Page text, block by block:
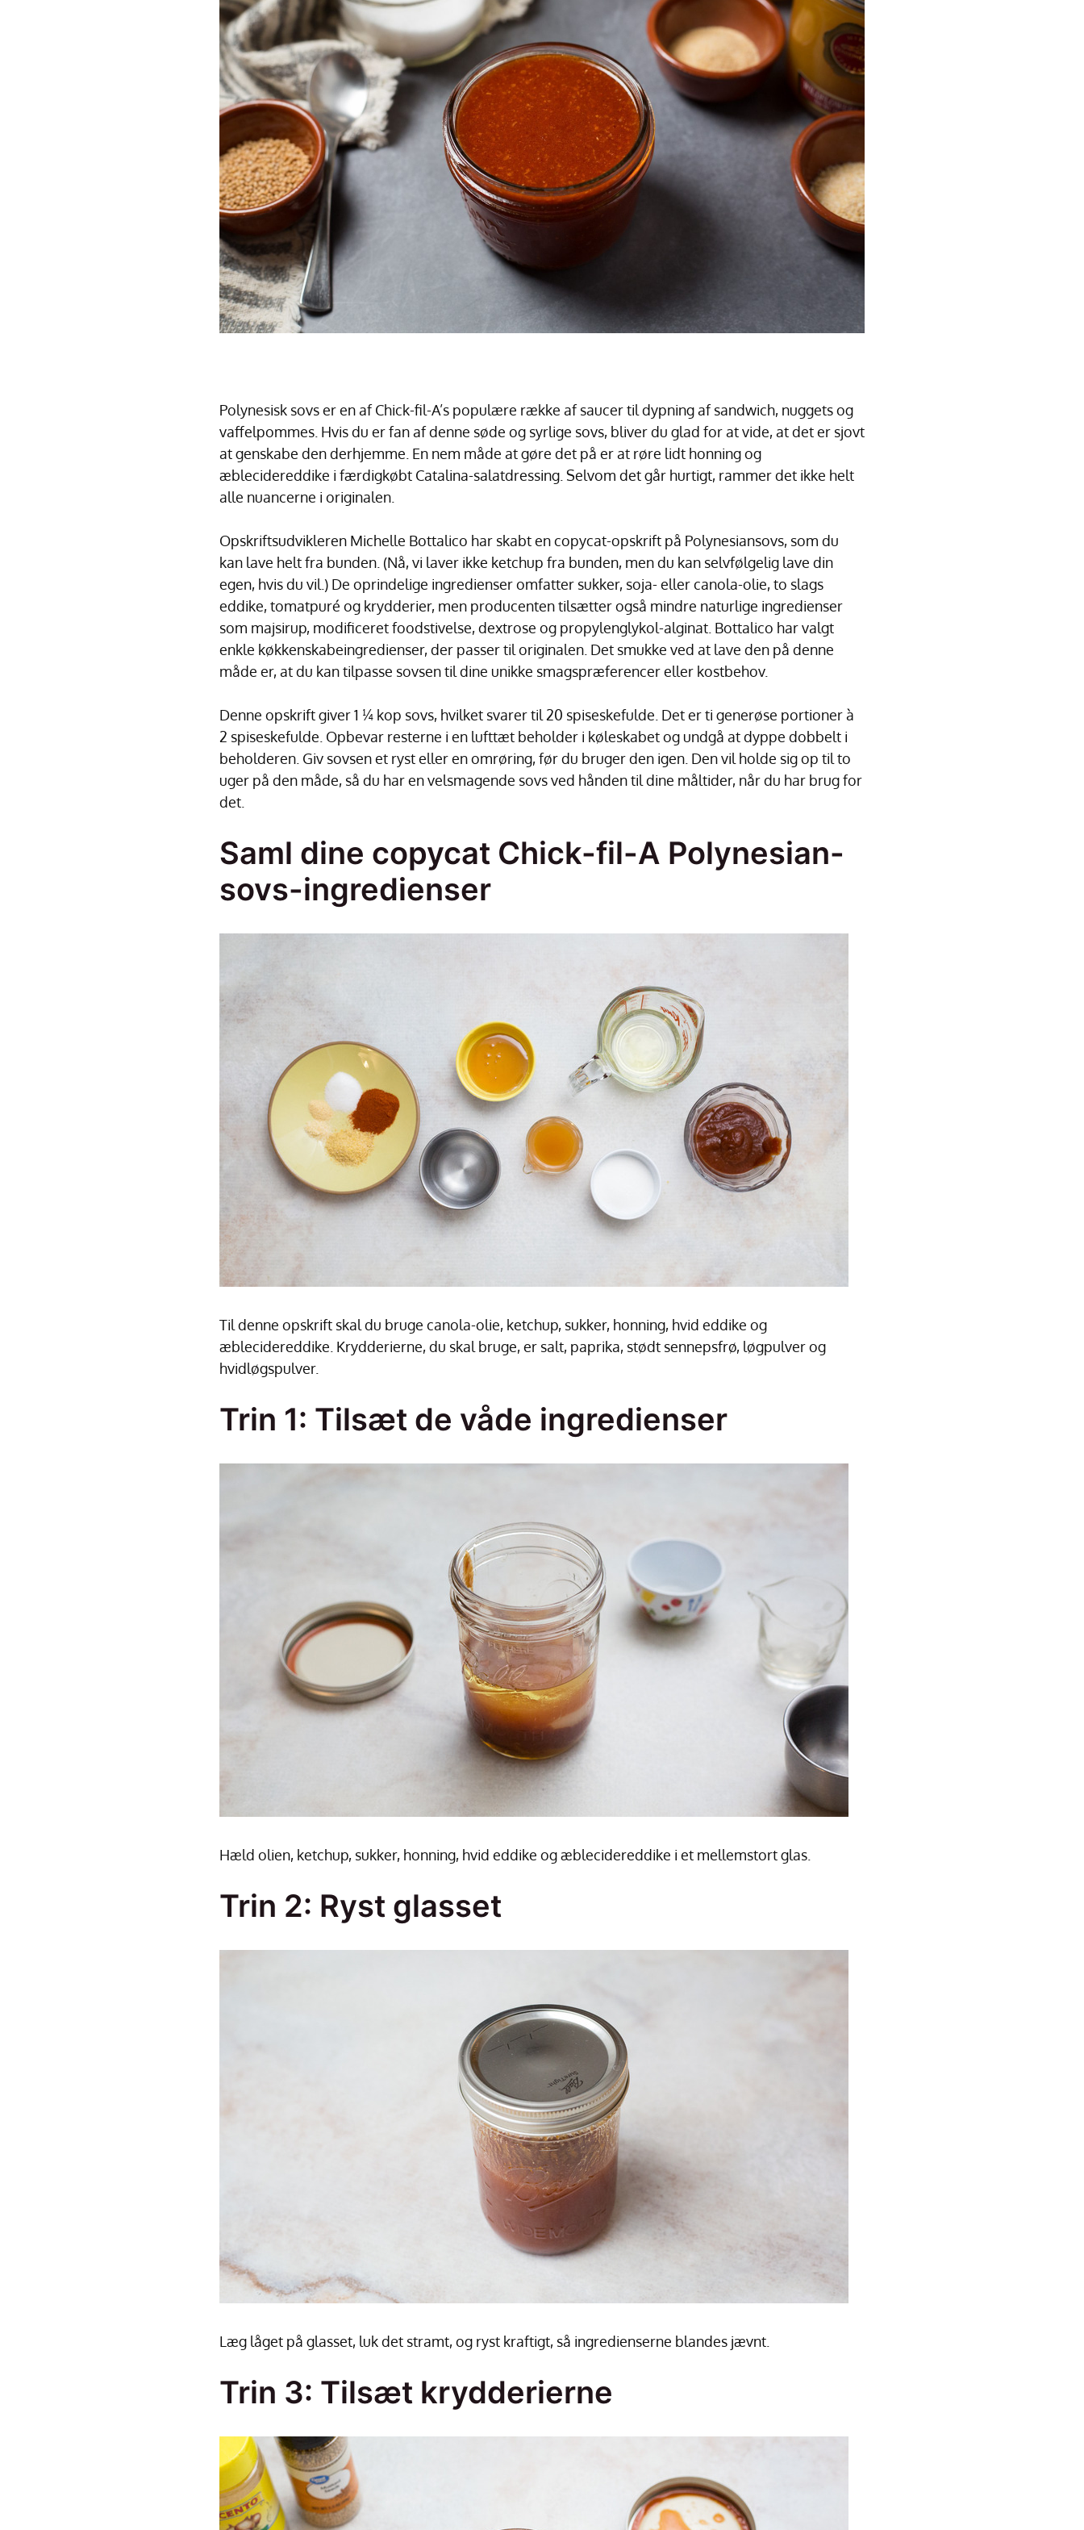
Polynesisk sovs er en af Chick-fil-A’s populære række af saucer til dypning af sandwich, nuggets og
vaffelpommes. Hvis du er fan af denne søde og syrlige sovs, bliver du glad for at vide, at det er sjovt
at genskabe den derhjemme. En nem måde at gøre det på er at røre lidt honning og
æblecidereddike i færdigkøbt Catalina-salatdressing. Selvom det går hurtigt, rammer det ikke helt
alle nuancerne i originalen.
Opskriftsudvikleren Michelle Bottalico har skabt en copycat-opskrift på Polynesiansovs, som du
kan lave helt fra bunden. (Nå, vi laver ikke ketchup fra bunden, men du kan selvfølgelig lave din
egen, hvis du vil.) De oprindelige ingredienser omfatter sukker, soja- eller canola-olie, to slags
eddike, tomatpuré og krydderier, men producenten tilsætter også mindre naturlige ingredienser
som majsirup, modificeret foodstivelse, dextrose og propylenglykol-alginat. Bottalico har valgt
enkle køkkenskabeingredienser, der passer til originalen. Det smukke ved at lave den på denne
måde er, at du kan tilpasse sovsen til dine unikke smagspræferencer eller kostbehov.
Denne opskrift giver 1 ¼ kop sovs, hvilket svarer til 20 spiseskefulde. Det er ti generøse portioner à
2 spiseskefulde. Opbevar resterne i en lufttæt beholder i køleskabet og undgå at dyppe dobbelt i
beholderen. Giv sovsen et ryst eller en omrøring, før du bruger den igen. Den vil holde sig op til to
uger på den måde, så du har en velsmagende sovs ved hånden til dine måltider, når du har brug for
det.
Saml dine copycat Chick-fil-A Polynesian-
sovs-ingredienser
Til denne opskrift skal du bruge canola-olie, ketchup, sukker, honning, hvid eddike og
æblecidereddike. Krydderierne, du skal bruge, er salt, paprika, stødt sennepsfrø, løgpulver og
hvidløgspulver.
Trin 1: Tilsæt de våde ingredienser
Hæld olien, ketchup, sukker, honning, hvid eddike og æblecidereddike i et mellemstort glas.
Trin 2: Ryst glasset
Læg låget på glasset, luk det stramt, og ryst kraftigt, så ingredienserne blandes jævnt.
Trin 3: Tilsæt krydderierne